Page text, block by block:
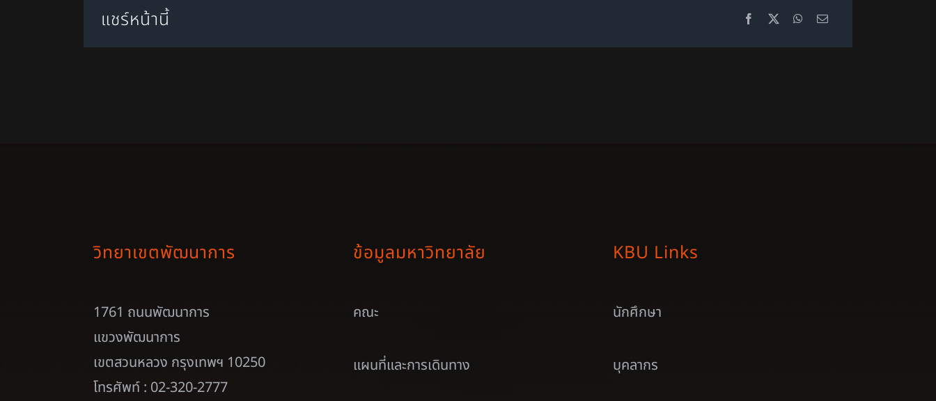
แชร์หน้านี้
วิทยาเขตพัฒนาการ
1761 ถนนพัฒนาการ
แขวงพัฒนาการ
เขตสวนหลวง กรุงเทพฯ 10250
โทรศัพท์ : 02-320-2777
ข้อมูลมหาวิทยาลัย
คณะ
แผนที่และการเดินทาง
KBU Links
นักศึกษา
บุคลากร